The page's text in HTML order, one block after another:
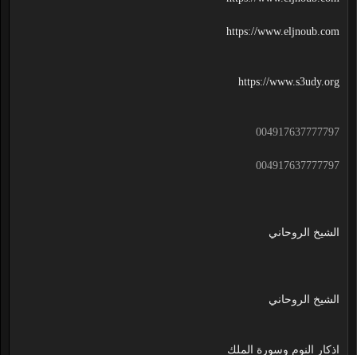
https://www.eljnoub.com
https://www.s3udy.org
004917637777797
004917637777797
الشيخ الروحاني
الشيخ الروحاني
اذكار النوم وسورة الملك